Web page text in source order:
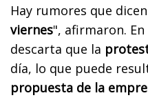
Hay rumores que
viernes", afirmaron.
descarta que la
día, lo que puede
propuesta de la